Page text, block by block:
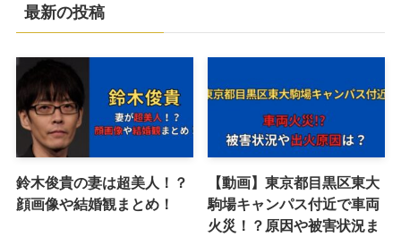
最新の投稿
鈴木俊貴の妻は超美人！？
顔画像や結婚観まとめ！
【動画】東京都目黒区東大
駒場キャンパス付近で車両
火災！？原因や被害状況ま